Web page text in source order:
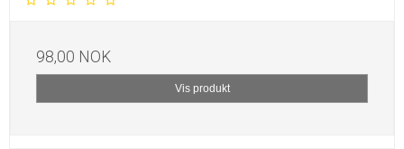
98,00 NOK
Vis produkt